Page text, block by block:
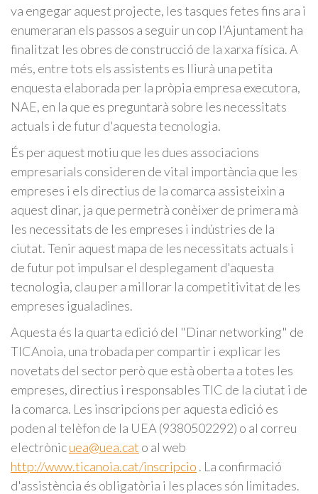
va engegar aquest projecte, les tasques fetes fins ara i
enumeraran els passos a seguir un cop l'Ajuntament ha
finalitzat les obres de construcció de la xarxa física. A
més, entre tots els assistents es lliurà una petita
enquesta elaborada per la pròpia empresa executora,
NAE, en la que es preguntarà sobre les necessitats
actuals i de futur d'aquesta tecnologia.
És per aquest motiu que les dues associacions
empresarials consideren de vital importància que les
empreses i els directius de la comarca assisteixin a
aquest dinar, ja que permetrà conèixer de primera mà
les necessitats de les empreses i indústries de la
ciutat. Tenir aquest mapa de les necessitats actuals i
de futur pot impulsar el desplegament d'aquesta
tecnologia, clau per a millorar la competitivitat de les
empreses igualadines.
Aquesta és la quarta edició del "Dinar networking" de
TICAnoia, una trobada per compartir i explicar les
novetats del sector però que està oberta a totes les
empreses, directius i responsables TIC de la ciutat i de
la comarca. Les inscripcions per aquesta edició es
poden al telèfon de la UEA (9380502292) o al correu
electrònicuea@uea.cat o al web
http://www.ticanoia.cat/inscripcio . La confirmació
d'assistència és obligatòria i les places són limitades.